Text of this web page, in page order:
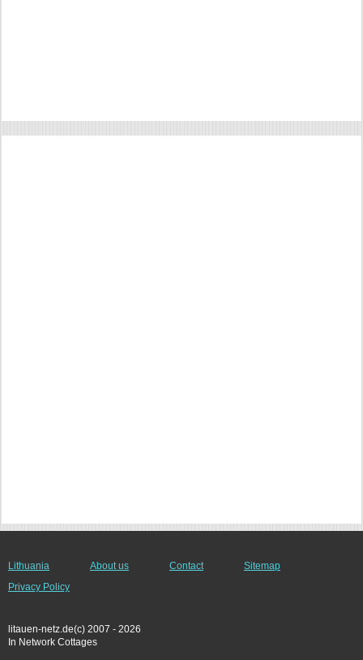
Lithuania About us Contact
Sitemap
Privacy Policy
litauen-netz.de(c) 2007 - 2026
In Network Cottages